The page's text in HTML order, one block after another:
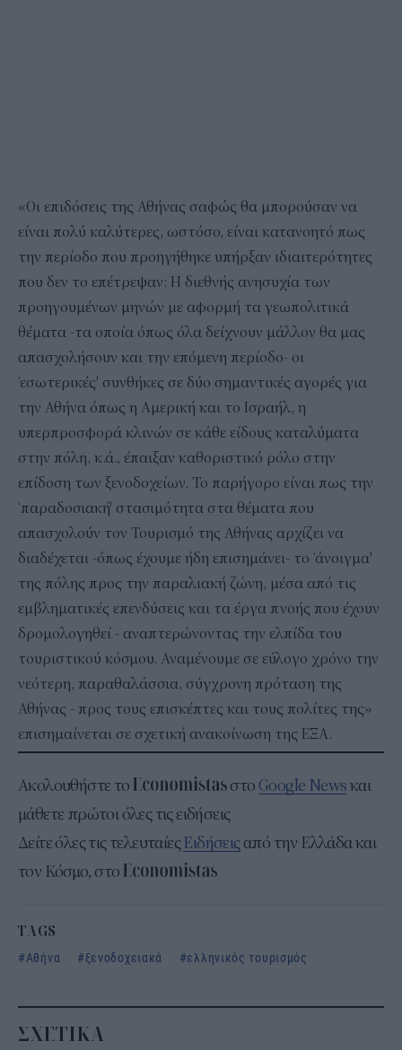
«Οι επιδόσεις της Αθήνας σαφώς θα μπορούσαν να
είναι πολύ καλύτερες, ωστόσο, είναι κατανοητό πως
την περίοδο που προηγήθηκε υπήρξαν ιδιαιτερότητες
που δεν το επέτρεψαν: Η διεθνής ανησυχία των
προηγουμένων μηνών με αφορμή τα γεωπολιτικά
θέματα -τα οποία όπως όλα δείχνουν μάλλον θα μας
απασχολήσουν και την επόμενη περίοδο- οι
‘εσωτερικές' συνθήκες σε δύο σημαντικές αγορές για
την Αθήνα όπως η Αμερική και το Ισραήλ, η
υπερπροσφορά κλινών σε κάθε είδους καταλύματα
στην πόλη, κ.ά., έπαιξαν καθοριστικό ρόλο στην
επίδοση των ξενοδοχείων. Το παρήγορο είναι πως την
‘παραδοσιακή' στασιμότητα στα θέματα που
απασχολούν τον Τουρισμό της Αθήνας αρχίζει να
διαδέχεται -όπως έχουμε ήδη επισημάνει- το ‘άνοιγμα'
της πόλης προς την παραλιακή ζώνη, μέσα από τις
εμβληματικές επενδύσεις και τα έργα πνοής που έχουν
δρομολογηθεί - αναπτερώνοντας την ελπίδα του
τουριστικού κόσμου. Αναμένουμε σε εύλογο χρόνο την
νεότερη, παραθαλάσσια, σύγχρονη πρόταση της
Αθήνας - προς τους επισκέπτες και τους πολίτες της»
επισημαίνεται σε σχετική ανακοίνωση της ΕΞΑ.
Ακολουθήστε το στο Google Newsκαι
μάθετε πρώτοι όλες τις ειδήσεις
Δείτε όλες τις τελευταίεςΕιδήσειςαπό την Ελλάδα και
τον Κόσμο, στο
TAGS
Αθήνα
ξενοδοχειακά ελληνικός τουρισμός
ΣΧΕΤΙΚΑ